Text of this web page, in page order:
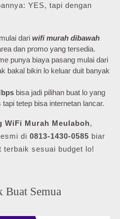
YES, tapi dengan
dari wifi murah dibawah
dan promo yang tersedia.
punya biaya pasang mulai dari
bakal bikin lo keluar duit banyak
bisa jadi pilihan buat lo yang
tetep bisa internetan lancar.
WiFi Murah Meulaboh,
di 0813-1430-0585 biar
terbaik sesuai budget lo!
Buat Semua